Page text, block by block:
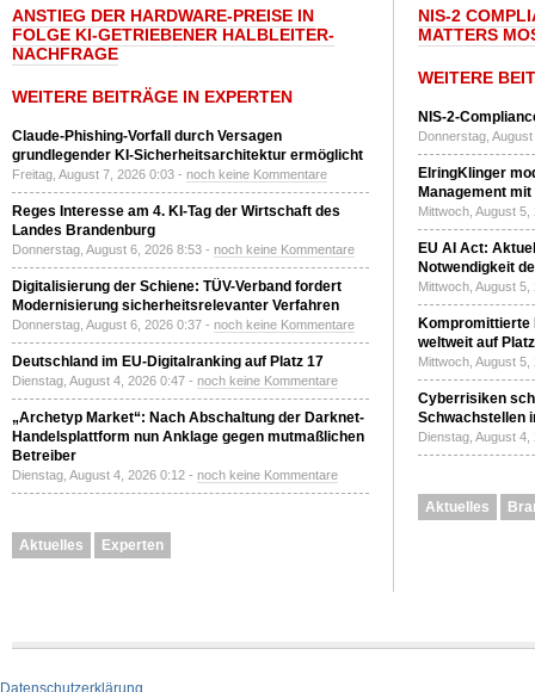
ANSTIEG DER HARDWARE-PREISE IN
FOLGE KI-GETRIEBENER HALBLEITER-
NACHFRAGE
WEITERE BEITRÄGE IN EXPERTEN
Claude-Phishing-Vorfall durch Versagen
grundlegender KI-Sicherheitsarchitektur ermöglicht
Freitag, August 7, 2026 0:03 - noch keine Kommentare
Reges Interesse am 4. KI-Tag der Wirtschaft des
Landes Brandenburg
Donnerstag, August 6, 2026 8:53 - noch keine Kommentare
Digitalisierung der Schiene: TÜV-Verband fordert
Modernisierung sicherheitsrelevanter Verfahren
Donnerstag, August 6, 2026 0:37 - noch keine Kommentare
Deutschland im EU-Digitalranking auf Platz 17
Dienstag, August 4, 2026 0:47 - noch keine Kommentare
„Archetyp Market“: Nach Abschaltung der Darknet-
Handelsplattform nun Anklage gegen mutmaßlichen
Betreiber
Dienstag, August 4, 2026 0:12 - noch keine Kommentare
Aktuelles Experten
NIS-2
MATTERS
WEITERE
NIS-2-
Donnerstag,
ElringKlinger
Management
Mittwoch, August
EU AI Act:
Notwendigkeit
Mittwoch, August
Kompromittierte
weltweit auf
Mittwoch, August
Cyberrisiken
Schwachstellen
Dienstag, August
Aktuelles
Datenschutzerklärung